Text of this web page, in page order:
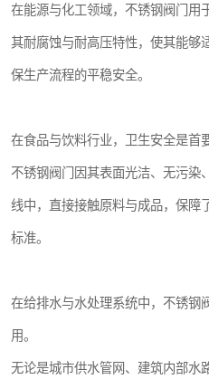
在能源与化工领域，不锈钢阀门用
其耐腐蚀与耐高压特性，使其能够
保生产流程的平稳安全。
在食品与饮料行业，卫生安全是首
不锈钢阀门因其表面光洁、无污染
线中，直接接触原料与成品，保障
标准。
在给排水与水处理系统中，不锈钢
用。
无论是城市供水管网、建筑内部水